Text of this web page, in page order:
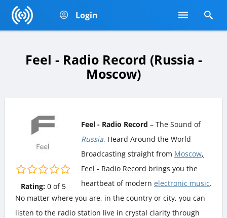
Login
Feel - Radio Record (Russia -
Moscow)
Rating: 0of 5
Feel - Radio Record – The Sound of
Russia, Heard Around the World
Broadcasting straight from Moscow,
Feel - Radio Record brings you the
heartbeat of modern electronic music.
No matter where you are, in the country or city, you can
listen to the radio station live in crystal clarity through